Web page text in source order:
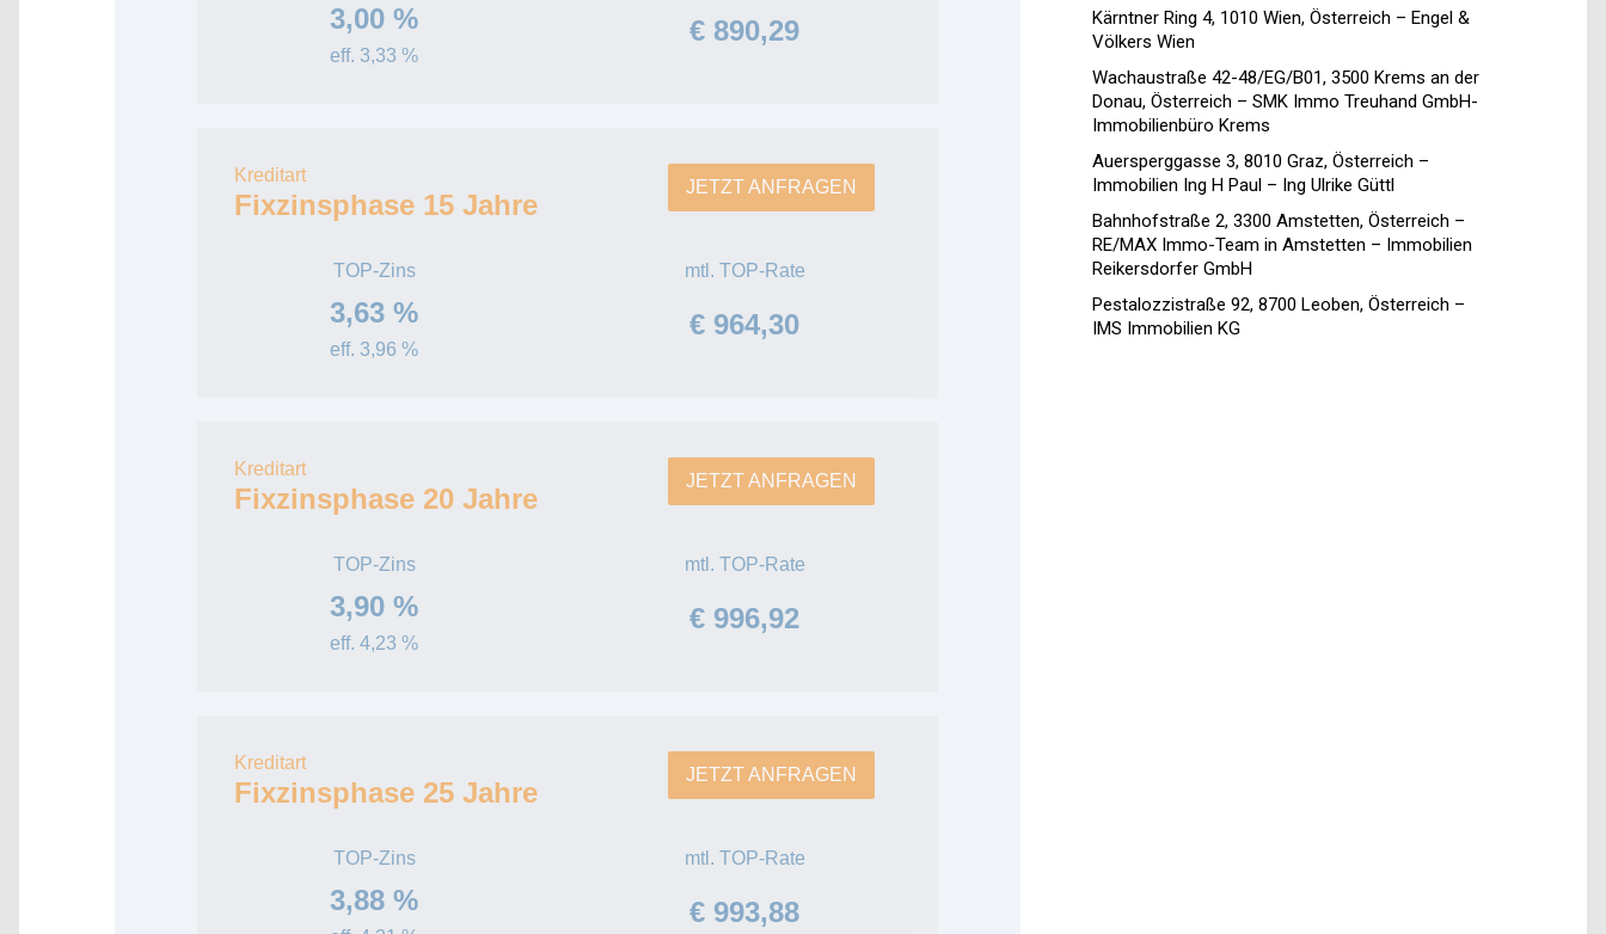
3,00 %
eff. 3,33 %
€ 890,29
Kreditart
Fixzinsphase 15 Jahre
TOP-Zins
3,63 %
eff. 3,96 %
mtl. TOP-Rate
€ 964,30
JETZT ANFRAGEN
Kreditart
Fixzinsphase 20 Jahre
TOP-Zins
3,90 %
eff. 4,23 %
mtl. TOP-Rate
€ 996,92
JETZT ANFRAGEN
Kreditart
Fixzinsphase 25 Jahre
TOP-Zins
3,88 %
mtl. TOP-Rate
€ 993,88
JETZT ANFRAGEN
Kärntner Ring 4, 1010 Wien, Österreich – Engel &
Völkers Wien
Wachaustraße 42-48/EG/B01, 3500 Krems an der
Donau, Österreich – SMK Immo Treuhand GmbH-
Immobilienbüro Krems
Auersperggasse 3, 8010 Graz, Österreich –
Immobilien Ing H Paul – Ing Ulrike Güttl
Bahnhofstraße 2, 3300 Amstetten, Österreich –
RE/MAX Immo-Team in Amstetten – Immobilien
Reikersdorfer GmbH
Pestalozzistraße 92, 8700 Leoben, Österreich –
IMS Immobilien KG